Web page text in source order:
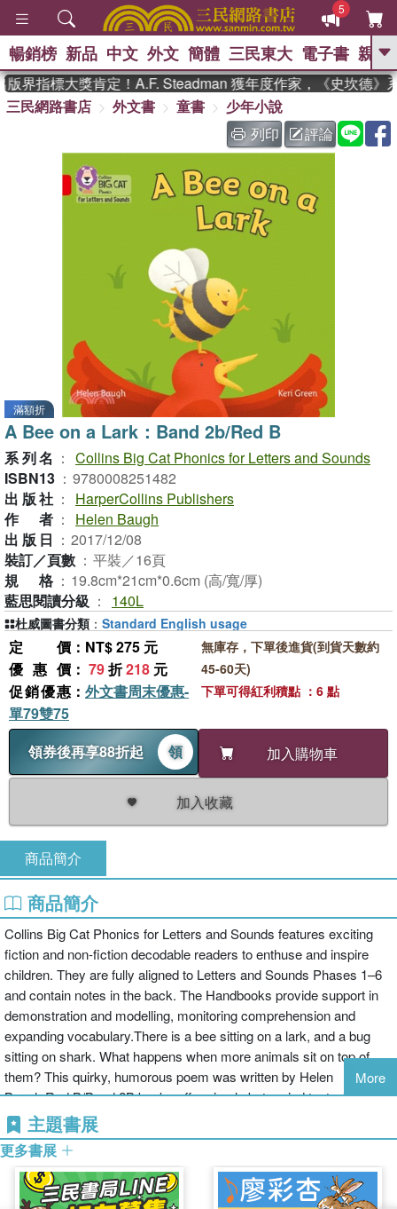
5
GO
熱搜： 東野圭吾 、
The Odyssey 、 父親節 、 如果歷
史是一群喵 、 暑期推薦 、 國際布克
獎 臺灣漫遊錄
登輝時代 、 數學女孩：黎曼猜想
偉大的迷走神經
暢銷榜 新品 中文 外文 簡體 三民東大 電子書 親子
界指標大獎肯定！A.F. Steadman 獲年度作家，《史坎德》系
三民網路書店
外文書 童書
少年小說
列印
評論
滿額折
A Bee on a Lark：Band 2b/Red B
系列名 ： Collins Big Cat Phonics for Letters and Sounds
ISBN13 ： 9780008251482
出版社 ：
HarperCollins Publishers
作者 ：
Helen Baugh
出版日 ： 2017/12/08
裝訂／頁數 ： 平裝／16頁
規格 ： 19.8cm*21cm*0.6cm (高/寬/厚)
藍思閱讀分級 ： 140L
定價 ：NT$ 275 元
優惠價 ： 79折218 元
促銷優惠 ： 外文書周末優惠-
單79雙75
領券後再享88折起
領 加入購物車
加入收藏
無庫存，下單後進貨(到貨天數約
45-60天)
下單可得紅利積點 ：6 點
杜威圖書分類 ： Standard English usage
商品簡介
商品簡介
Collins Big Cat Phonics for Letters and Sounds features exciting
fiction and non-fiction decodable readers to enthuse and inspire
children. They are fully aligned to Letters and Sounds Phases 1–6
and contain notes in the back. The Handbooks provide support in
demonstration and modelling, monitoring comprehension and
expanding vocabulary.There is a bee sitting on a lark, and a bug
sitting on shark. What happens when more animals sit on top of
them? This quirky, humorous poem was written by Helen
Baugh.Red B/Band 2B books offer simple but varied text with
familiar objects and actions, combined with simple story
development and a satisfying conclusion.The focus sounds in this
book are: /ee/ /ar/ /oa/ /er/ /oo/ ttPages 14 and 15 allow children to
re-visit the content of the book, supporting comprehension skills,
vocabulary development and recall.Reading notes within the book
More
主題書展
更多書展